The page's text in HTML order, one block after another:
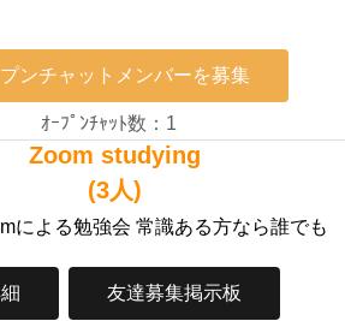
ンチャットメンバーを募集
ｵｰﾌﾟﾝﾁｬｯﾄ数：1
Zoom studying
(3人)
による勉強会 常識ある方なら誰でも
友達募集掲示板